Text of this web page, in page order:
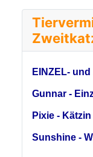
EINZEL- und
Gunnar -
Pixie - Kätzin
Sunshine -